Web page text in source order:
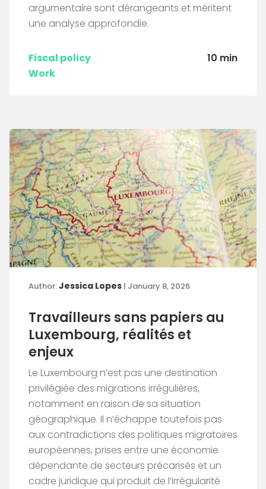
argumentaire sont dérangeants et méritent
une analyse approfondie.
Fiscal policy
Work
10 min
Author:Jessica Lopes | January 8, 2026
Travailleurs sans papiers au
Luxembourg, réalités et
enjeux
Le Luxembourg n’est pas une destination
privilégiée des migrations irrégulières,
notamment en raison de sa situation
géographique. Il n’échappe toutefois pas
aux contradictions des politiques migratoires
européennes, prises entre une économie
dépendante de secteurs précarisés et un
cadre juridique qui produit de l’irrégularité